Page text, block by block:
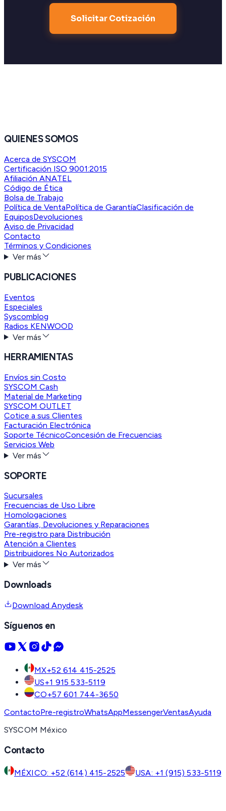
Solicitar Cotización
QUIENES SOMOS
Acerca de SYSCOM
Certificación ISO 9001:2015
Afiliación ANATEL
Código de Ética
Bolsa de Trabajo
Política de VentaPolítica de GarantíaClasificación de
EquiposDevoluciones
Aviso de Privacidad
Contacto
Términos y Condiciones
Ver más
PUBLICACIONES
Eventos
Especiales
Syscomblog
Radios KENWOOD
Ver más
HERRAMIENTAS
Envíos sin Costo
SYSCOM Cash
Material de Marketing
SYSCOM OUTLET
Cotice a sus Clientes
Facturación Electrónica
Soporte TécnicoConcesión de Frecuencias
Servicios Web
Ver más
SOPORTE
Sucursales
Frecuencias de Uso Libre
Homologaciones
Garantías, Devoluciones y Reparaciones
Pre-registro para Distribución
Atención a Clientes
Distribuidores No Autorizados
Ver más
Downloads
Download Anydesk
Síguenos en
MX+52 614 415-2525
US+1 915 533-5119
CO+57 601 744-3650
ContactoPre-registroWhatsAppMessengerVentasAyuda
SYSCOM México
Contacto
MÉXICO: +52 (614) 415-2525
USA: +1 (915) 533-5119